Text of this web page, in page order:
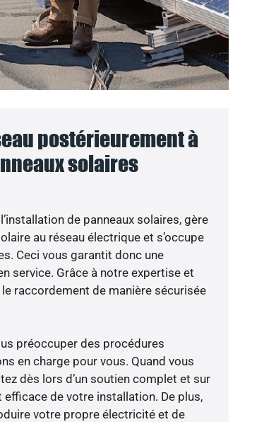
postérieurement à
solaires
de panneaux solaires, gère
au réseau électrique et s’occupe
Ceci vous garantit donc une
service. Grâce à notre expertise et
raccordement de manière sécurisée
préoccuper des procédures
en charge pour vous. Quand vous
dès lors d’un soutien complet et sur
de votre installation. De plus,
votre propre électricité et de